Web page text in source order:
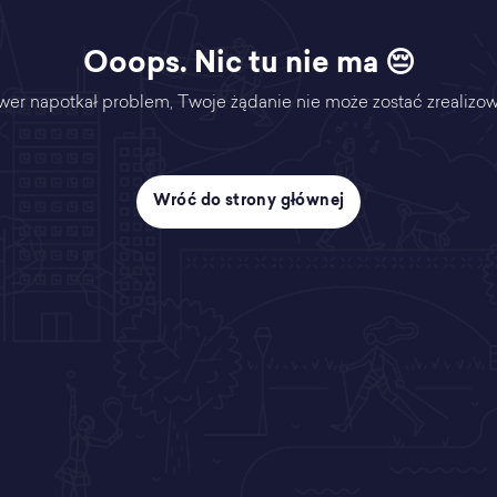
Ooops. Nic tu nie ma 😔
napotkał problem, Twoje żądanie nie może zostać
Wróć do strony głównej